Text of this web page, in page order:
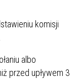
komisji
albo
przed upływem 3